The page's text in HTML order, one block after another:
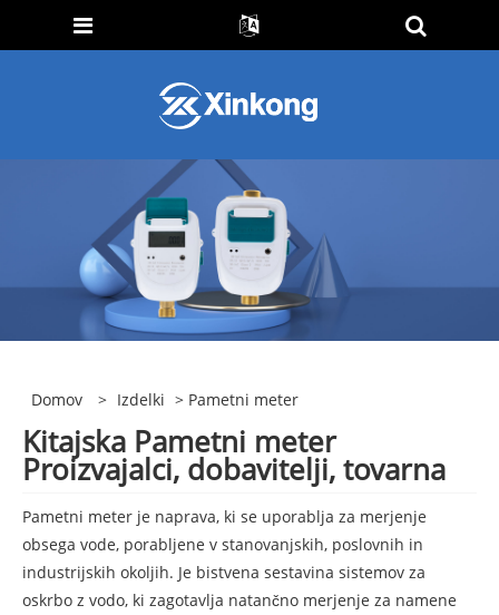
Domov > Izdelki > Pametni meter
Kitajska Pametni meter
Proizvajalci, dobavitelji, tovarna
Pametni meter je naprava, ki se uporablja za merjenje
obsega vode, porabljene v stanovanjskih, poslovnih in
industrijskih okoljih. Je bistvena sestavina sistemov za
oskrbo z vodo, ki zagotavlja natančno merjenje za namene